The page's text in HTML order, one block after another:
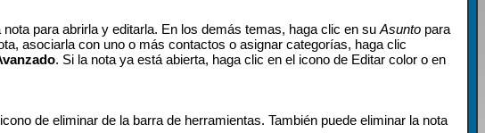
para abrirla y editarla. En los demás temas, haga clic en suAsunto para
asociarla con uno o más contactos o asignar categorías, haga clic
. Si la nota ya está abierta, haga clic en el icono de Editar color o en
de eliminar de la barra de herramientas. También puede eliminar la nota